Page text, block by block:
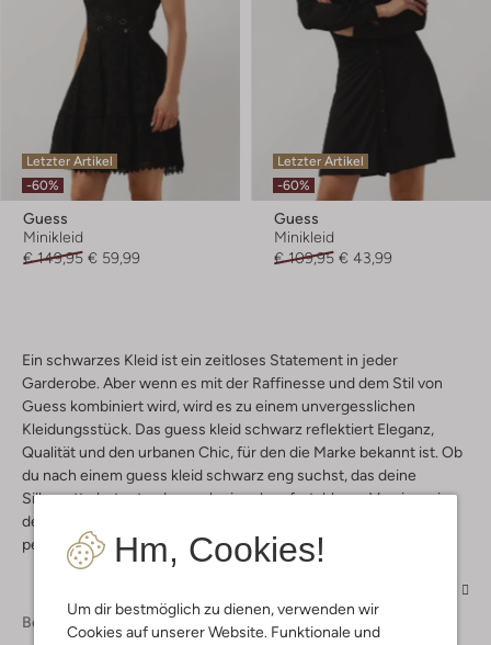
Hm, Cookies!
Um dir bestmöglich zu dienen, verwenden wir
Cookies auf unserer Website. Funktionale und
Letzter Artikel
-60%
Guess
Minikleid
€ 149,95 € 59,99
Letzter Artikel
-60%
Guess
Minikleid
€ 109,95 € 43,99
Ein schwarzes Kleid ist ein zeitloses Statement in jeder
Garderobe. Aber wenn es mit der Raffinesse und dem Stil von
Guess kombiniert wird, wird es zu einem unvergesslichen
Kleidungsstück. Das guess kleid schwarz reflektiert Eleganz,
Qualität und den urbanen Chic, für den die Marke bekannt ist. Ob
du nach einem guess kleid schwarz eng suchst, das deine
Silhouette betont, oder nach einer komfortableren Version wie
dem guess kleid schwarz langarm, bei Omoda findest du das
perfekte Modell.
Bekleidung
Kleider